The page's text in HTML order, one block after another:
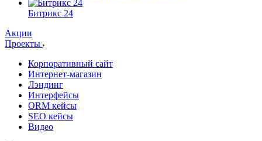
Битрикс 24
Акции
Проекты
Корпоративный сайт
Интернет-магазин
Лэндинг
Интерфейсы
ORM кейсы
SEO кейсы
Видео